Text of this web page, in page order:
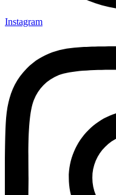
Instagram